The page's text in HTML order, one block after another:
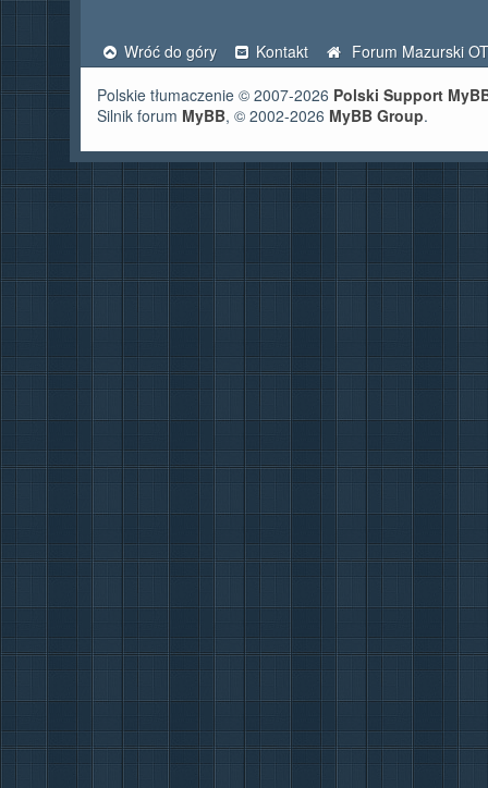
Wróć do góry Kontakt
Forum Mazurski
Polskie tłumaczenie © 2007-2026 Polski Support
Silnik forum MyBB, © 2002-2026 MyBB Group.